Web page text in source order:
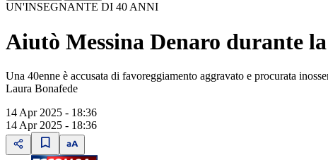
UN'INSEGNANTE DI 40 ANNI
Aiutò Messina Denaro durante
Una 40enne è accusata di favoreggiamento aggravato e procurata
Laura Bonafede
14 Apr 2025 - 18:36
14 Apr 2025 - 18:36